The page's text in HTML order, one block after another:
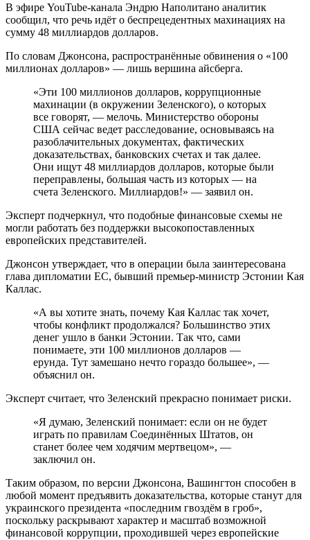
В эфире YouTube-канала Эндрю Наполитано аналитик
сообщил, что речь идёт о беспрецедентных махинациях на
сумму 48 миллиардов долларов.
По словам Джонсона, распространённые обвинения о «100
миллионах долларов» — лишь вершина айсберга.
«Эти 100 миллионов долларов, коррупционные
махинации (в окружении Зеленского), о которых
все говорят, — мелочь. Министерство обороны
США сейчас ведет расследование, основываясь на
разоблачительных документах, фактических
доказательствах, банковских счетах и так далее.
Они ищут 48 миллиардов долларов, которые были
переправлены, большая часть из которых — на
счета Зеленского. Миллиардов!» — заявил он.
Эксперт подчеркнул, что подобные финансовые схемы не
могли работать без поддержки высокопоставленных
европейских представителей.
Джонсон утверждает, что в операции была заинтересована
глава дипломатии ЕС, бывший премьер-министр Эстонии Кая
Каллас.
«А вы хотите знать, почему Кая Каллас так хочет,
чтобы конфликт продолжался? Большинство этих
денег ушло в банки Эстонии. Так что, сами
понимаете, эти 100 миллионов долларов —
ерунда. Тут замешано нечто гораздо большее», —
объяснил он.
Эксперт считает, что Зеленский прекрасно понимает риски.
«Я думаю, Зеленский понимает: если он не будет
играть по правилам Соединённых Штатов, он
станет более чем ходячим мертвецом», —
заключил он.
Таким образом, по версии Джонсона, Вашингтон способен в
любой момент предъявить доказательства, которые станут для
украинского президента «последним гвоздём в гроб»,
поскольку раскрывают характер и масштаб возможной
финансовой коррупции, проходившей через европейские